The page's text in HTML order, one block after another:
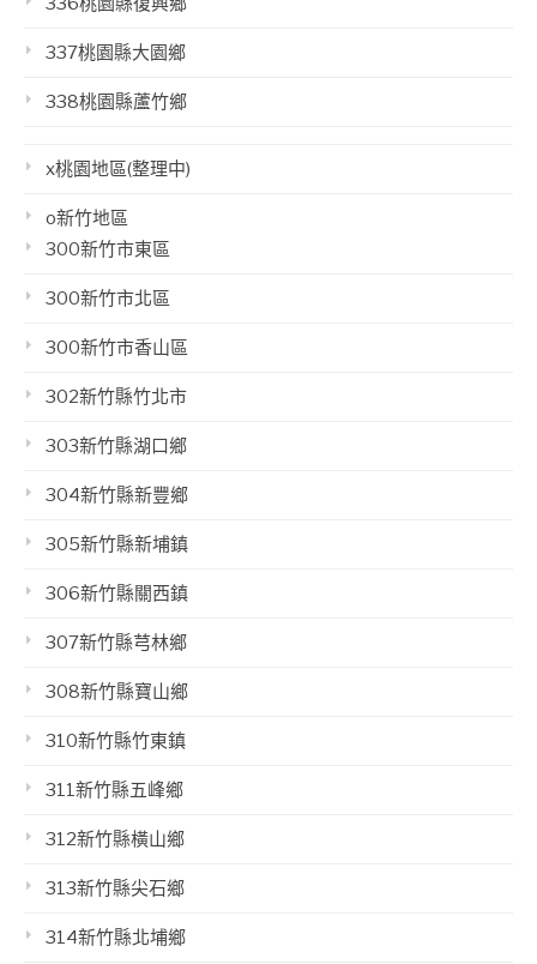
337桃園縣大園鄉
338桃園縣蘆竹鄉
x桃園地區(整理中)
o新竹地區
300新竹市東區
300新竹市北區
300新竹市香山區
302新竹縣竹北市
303新竹縣湖口鄉
304新竹縣新豐鄉
305新竹縣新埔鎮
306新竹縣關西鎮
307新竹縣芎林鄉
308新竹縣寶山鄉
310新竹縣竹東鎮
311新竹縣五峰鄉
312新竹縣橫山鄉
313新竹縣尖石鄉
314新竹縣北埔鄉